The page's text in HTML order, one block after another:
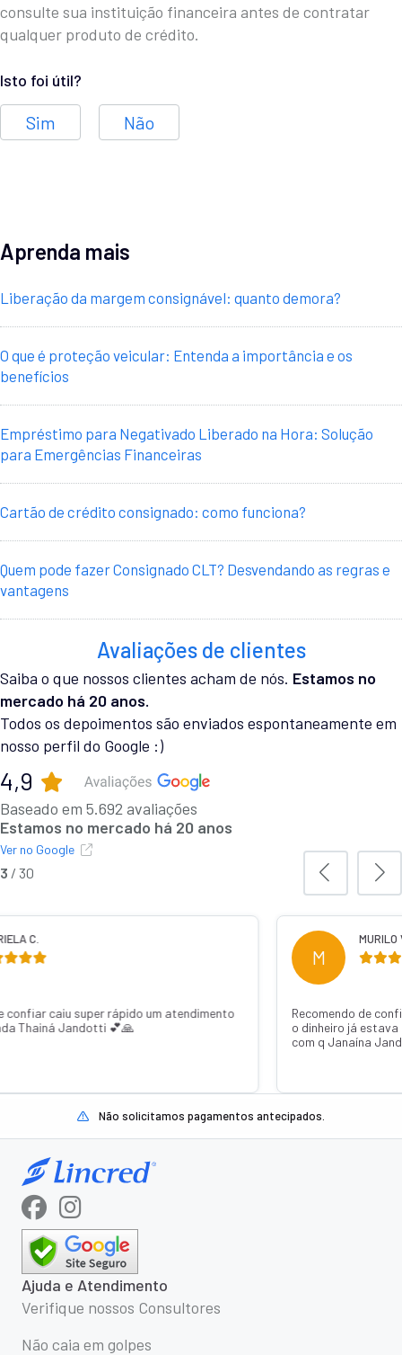
consulte sua instituição financeira antes de contratar
qualquer produto de crédito.
Isto foi útil?
Sim Não
Aprenda mais
Liberação da margem consignável: quanto demora?
O que é proteção veicular: Entenda a importância e os
benefícios
Empréstimo para Negativado Liberado na Hora: Solução
para Emergências Financeiras
Cartão de crédito consignado: como funciona?
Quem pode fazer Consignado CLT? Desvendando as regras e
vantagens
Avaliações de clientes
Saiba o que nossos clientes acham de nós. Estamos no
mercado há 20 anos.
Todos os depoimentos são enviados espontaneamente em
nosso perfil do Google :)
4,9
Baseado em 5.692 avaliações
Estamos no mercado há 20 anos
Ver no Google
C.
confiar caiu super rápido um atendimento
Thainá Jandotti 💕🙏
M
MURILO
Recomendo de
o dinheiro já estava
com q Janaína
3 / 30
Não solicitamos pagamentos antecipados.
Ajuda e Atendimento
Verifique nossos Consultores
Não caia em golpes